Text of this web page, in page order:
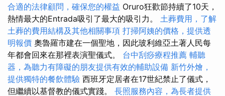
合適的法律顧問，確保您的權益 Oruro狂歡節持續了10天，
熱情最大的Entrada吸引了最大的吸引力。 土葬費用，了解
土葬的費用結構及其他相關事項 打掃阿姨的價格，提供透
明報價 奧魯羅市建在一個聖地，因此玻利維亞土著人民每
年都會回來在那裡表演聖儀式。 台中刮痧療程推薦 輔聽
器，為聽力有障礙的朋友提供有效的輔助設備 新竹外燴，
提供獨特的餐飲體驗 西班牙定居者在17世紀禁止了儀式，
但繼續以基督教的儀式實踐。 長照服務內容，為長者提供